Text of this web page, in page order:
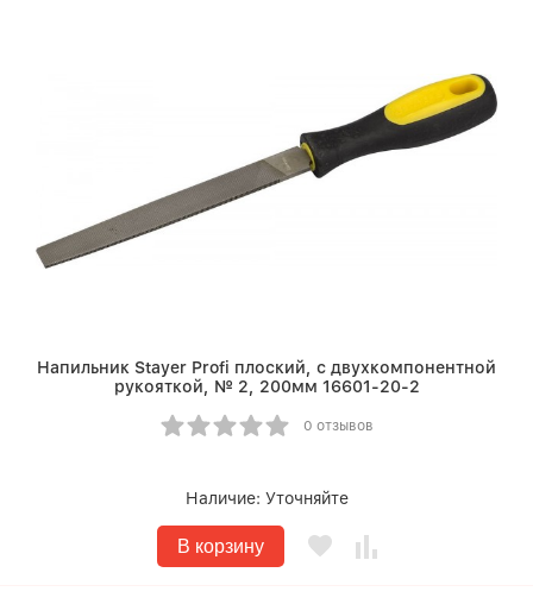
Напильник Stayer Profi плоский, с двухкомпонентной
рукояткой, № 2, 200мм 16601-20-2
0 отзывов
Наличие: Уточняйте
В корзину